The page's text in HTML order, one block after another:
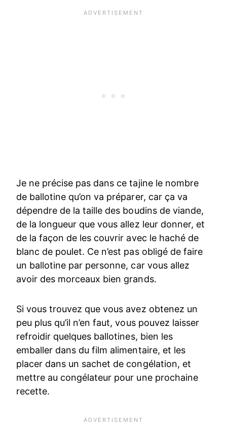
Je ne précise pas dans ce tajine le nombre
de ballotine qu’on va préparer, car ça va
dépendre de la taille des boudins de viande,
de la longueur que vous allez leur donner, et
de la façon de les couvrir avec le haché de
blanc de poulet. Ce n’est pas obligé de faire
un ballotine par personne, car vous allez
avoir des morceaux bien grands.
Si vous trouvez que vous avez obtenez un
peu plus qu’il n’en faut, vous pouvez laisser
refroidir quelques ballotines, bien les
emballer dans du film alimentaire, et les
placer dans un sachet de congélation, et
mettre au congélateur pour une prochaine
recette.